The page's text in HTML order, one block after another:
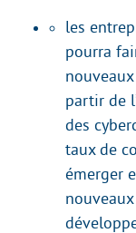
les
pourra
partir de
des
taux de
émerger